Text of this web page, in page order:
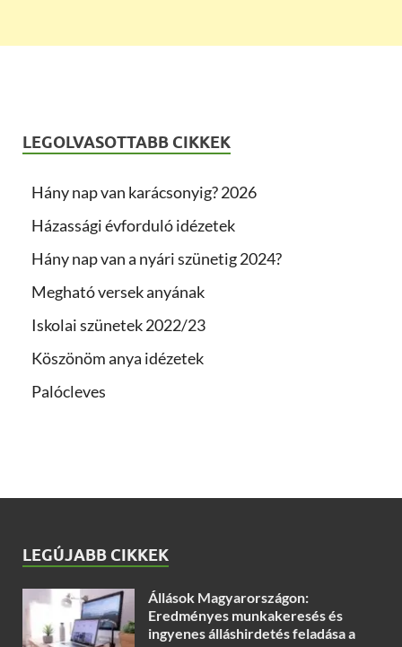
LEGOLVASOTTABB CIKKEK
Hány nap van karácsonyig? 2026
Házassági évforduló idézetek
Hány nap van a nyári szünetig 2024?
Megható versek anyának
Iskolai szünetek 2022/23
Köszönöm anya idézetek
Palócleves
LEGÚJABB CIKKEK
Állások Magyarországon:
Eredményes munkakeresés és
ingyenes álláshirdetés feladása a